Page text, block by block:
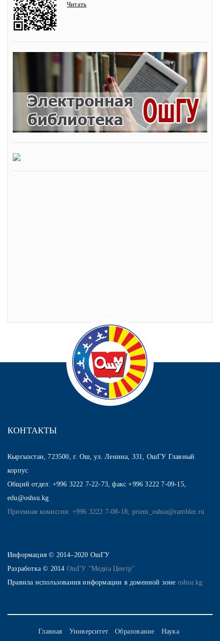
Читать
КОНТАКТЫ
Кыргызстан, 723500, г. Ош, ул. Ленина, 331, ОшГУ Главный
корпус
Общий отдел: +996 3222 7-22-73, факс +996 3222 7-09-15,
edu@oshsu.kg
Приемная комиссия: +996 3222 7-08-18, priem_oshsu@rambler.ru
Информация © 2014–2020 ОшГУ
Разработка © 2014 ОшГУ "Медиа Центр"
Правила использования информации в доменной зоне oshsu.kg
Главная Университет Образование Наука